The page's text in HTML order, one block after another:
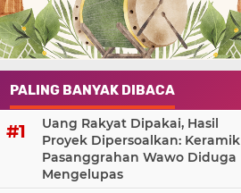
PALING BANYAK DIBACA
Uang Rakyat Dipakai, Hasil
Proyek Dipersoalkan: Keramik
Pasanggrahan Wawo Diduga
Mengelupas